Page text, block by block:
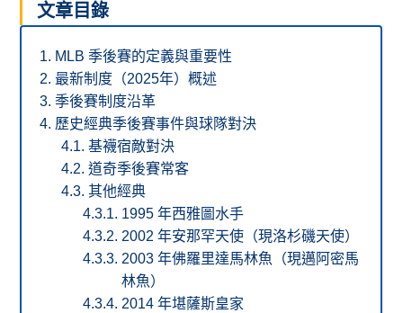
文章目錄
MLB 季後賽的定義與重要性
最新制度（2025年）概述
季後賽制度沿革
歷史經典季後賽事件與球隊對決
基襪宿敵對決
道奇季後賽常客
其他經典
1995 年西雅圖水手
2002 年安那罕天使（現洛杉磯天使）
2003 年佛羅里達馬林魚（現邁阿密馬
林魚）
2014 年堪薩斯皇家